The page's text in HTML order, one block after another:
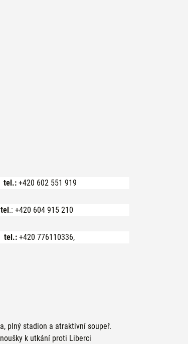
tel.:+420 602 551 919
tel.: +420 604 915 210
tel.:+420 776110336,